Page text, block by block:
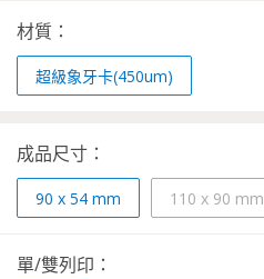
材質：
超級象牙卡(450um)
成品尺寸：
90 x 54 mm 110 x 90 mm
單/雙列印：